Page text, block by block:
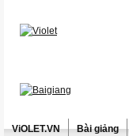
ViOLET.VN Bài giảng